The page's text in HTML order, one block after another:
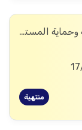
الإدارة العامة للتجارة الداخلية وحماية المستهلك
منتهية